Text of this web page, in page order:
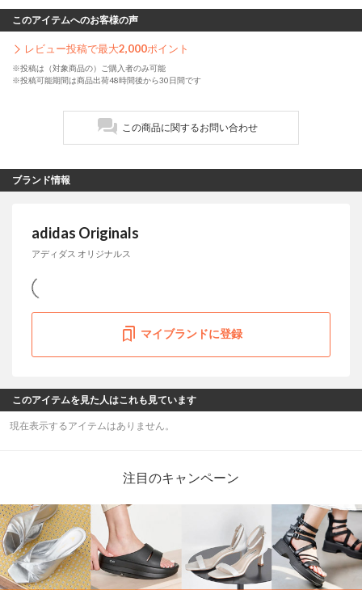
このアイテムへのお客様の声
レビュー投稿で最大2,000ポイント
※投稿は（対象商品の）ご購入者のみ可能
※投稿可能期間は商品出荷48時間後から30日間です
この商品に関するお問い合わせ
ブランド情報
adidas Originals
アディダス オリジナルス
マイブランドに登録
このアイテムを見た人はこれも見ています
現在表示するアイテムはありません。
注目のキャンペーン